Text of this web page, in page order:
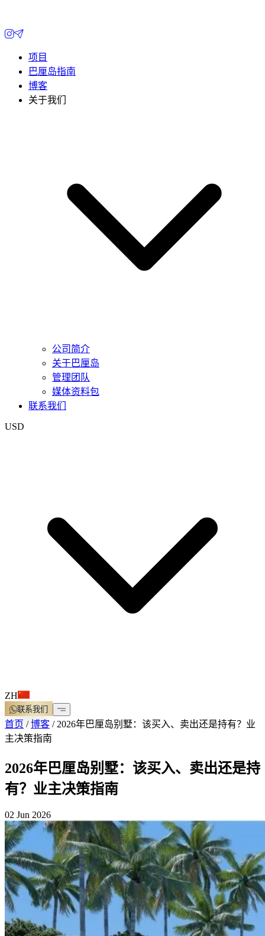
项目
巴厘岛指南
博客
关于我们
公司简介
关于巴厘岛
管理团队
媒体资料包
联系我们
USD
ZH
联系我们
首页 /博客 / 2026年巴厘岛别墅：该买入、卖出还是持有？业
主决策指南
2026年巴厘岛别墅：该买入、卖出还是持
有？业主决策指南
02 Jun 2026